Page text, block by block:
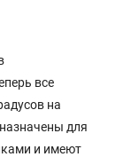
все
на
для
и имеют